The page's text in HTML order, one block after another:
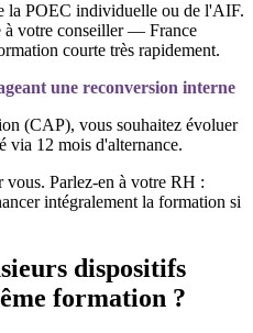
la POEC individuelle ou de l'AIF.
à votre conseiller — France
courte très rapidement.
une reconversion interne
(CAP), vous souhaitez évoluer
via 12 mois d'alternance.
Parlez-en à votre RH :
intégralement la formation si
dispositifs
formation ?